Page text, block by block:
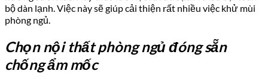
bộ dàn lạnh. Việc này sẽ giúp cải thiện rất nhiều việc khử mùi
phòng ngủ.
Chọn nội thất phòng ngủ đóng sẵn
chống ẩm mốc